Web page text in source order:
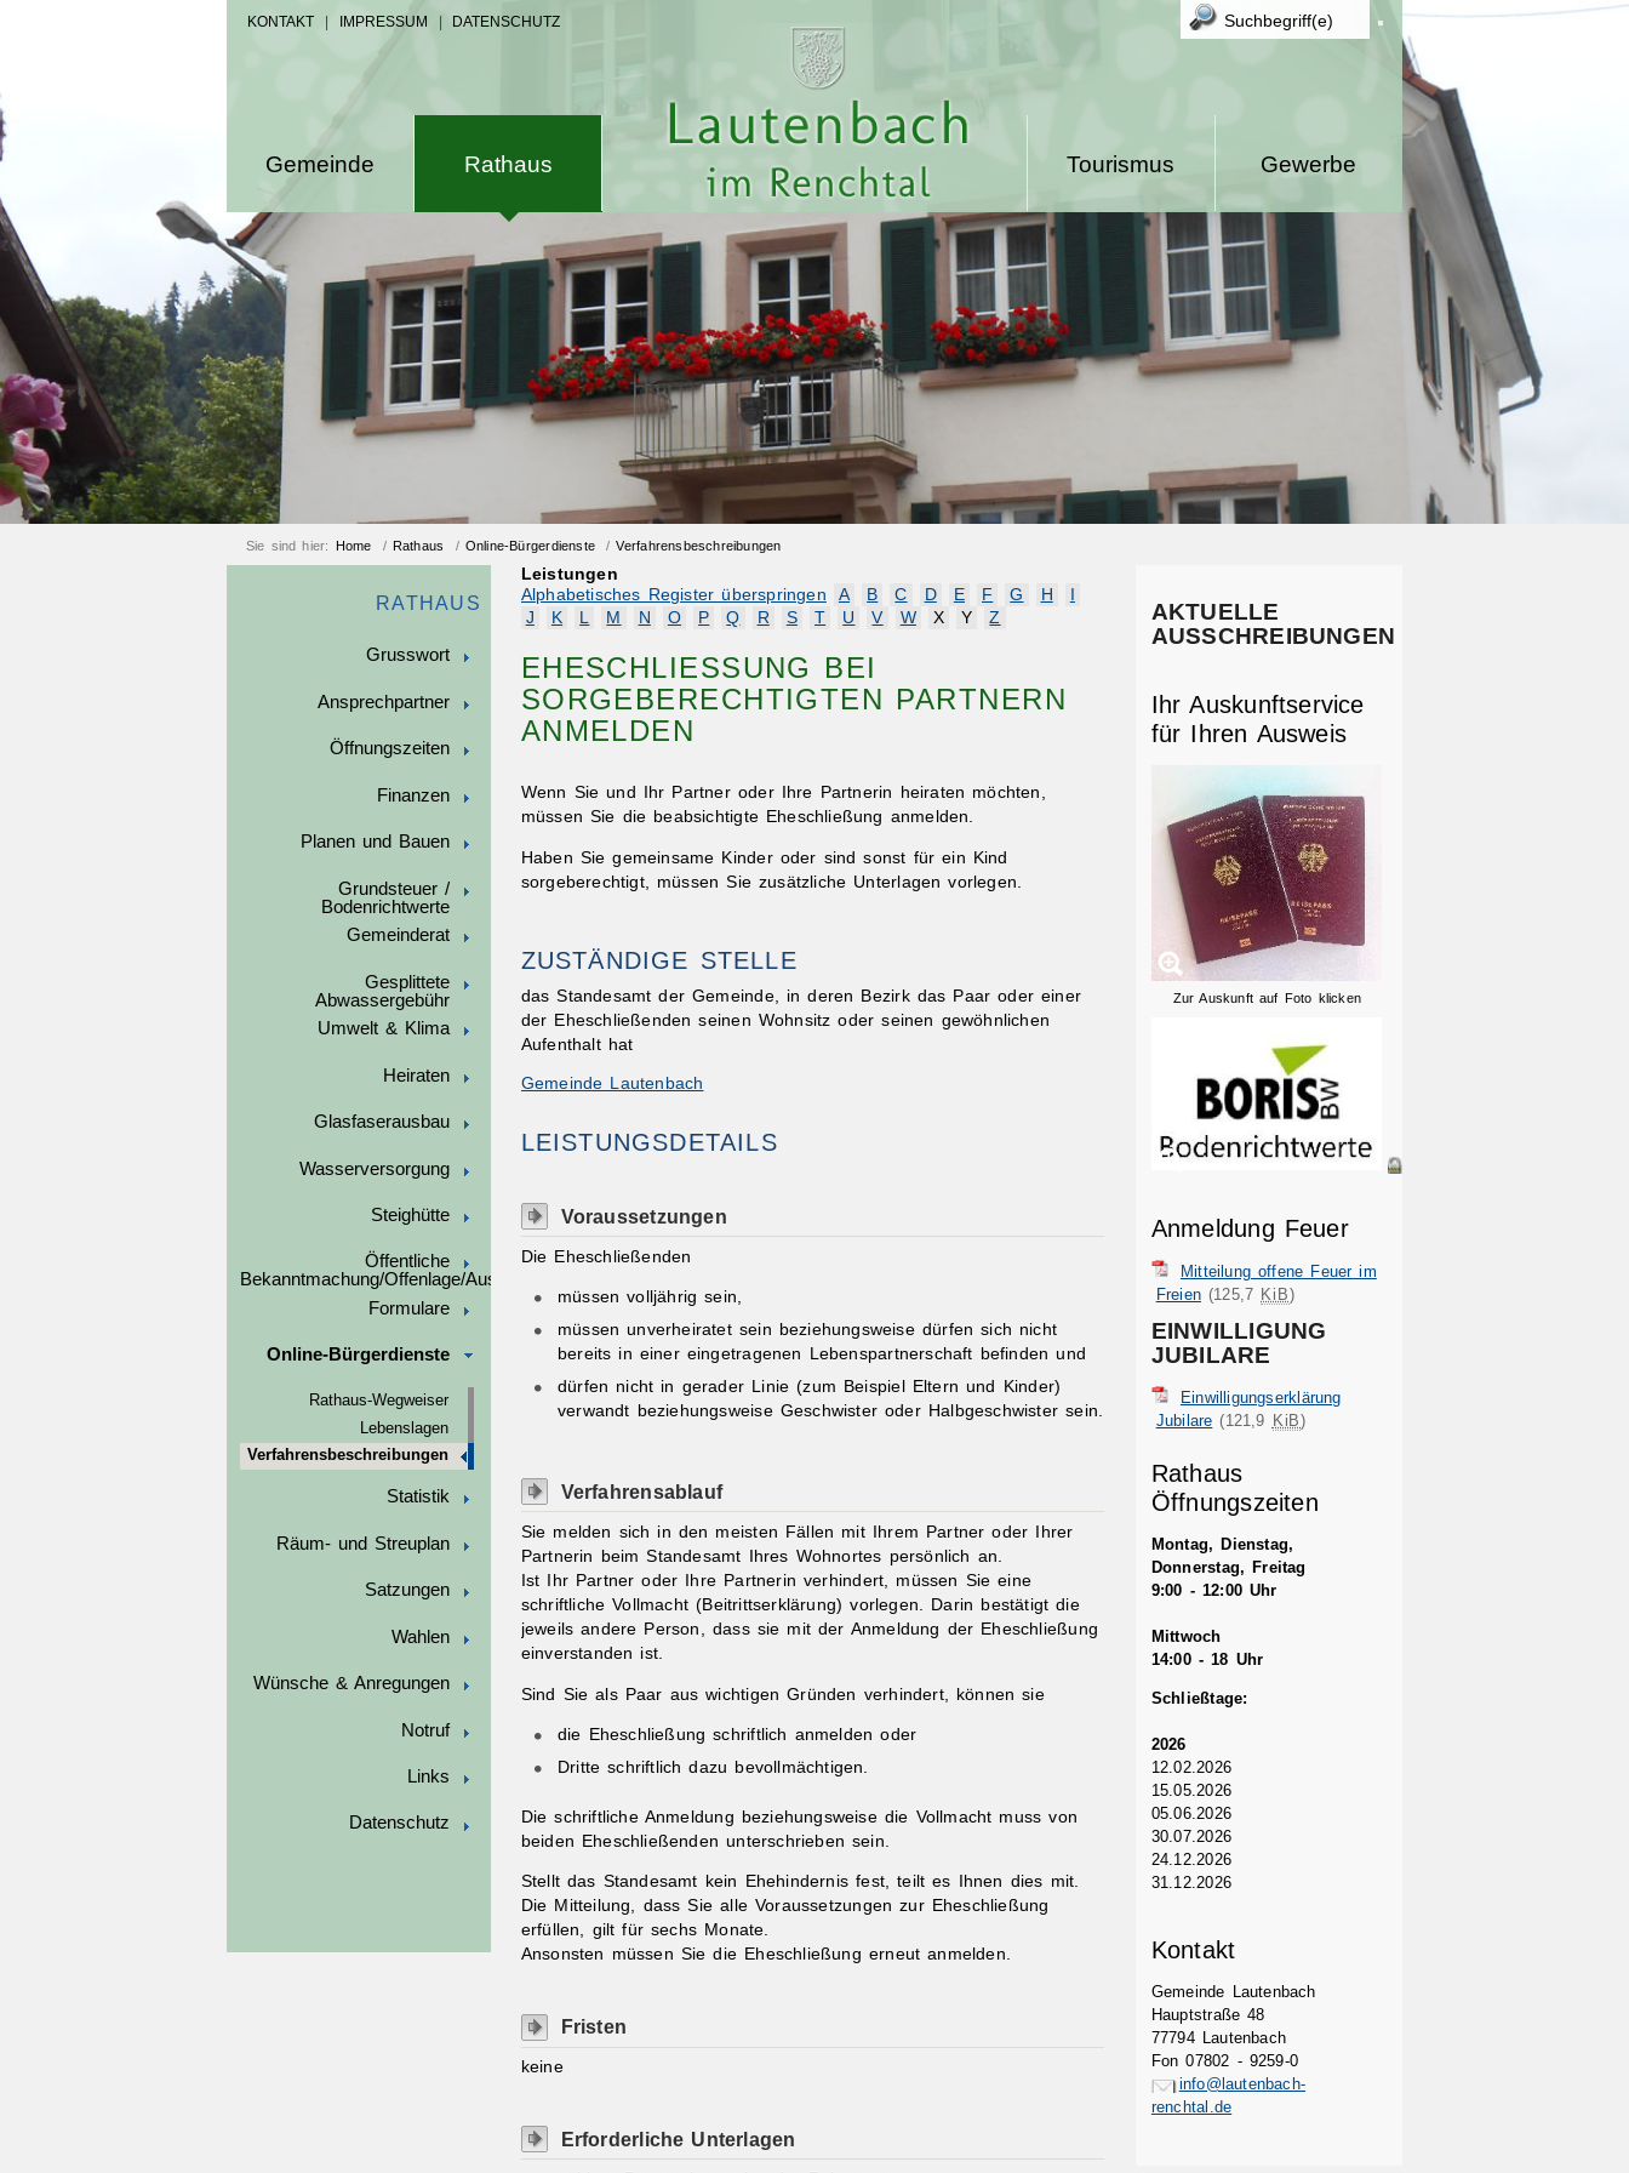
KONTAKT IMPRESSUM DATENSCHUTZ
Gemeinde Rathaus Gewerbe
Tourismus
Sie sind hier: Home / Rathaus / Online-Bürgerdienste /Verfahrensbeschreibungen
RATHAUS
Grusswort
Ansprechpartner
Öffnungszeiten
Finanzen
Planen und Bauen
Grundsteuer /
Bodenrichtwerte
Gemeinderat
Gesplittete
Abwassergebühr
Umwelt & Klima
Heiraten
Glasfaserausbau
Wasserversorgung
Steighütte
Öffentliche
Bekanntmachung/Offenlage/Ausschreibungen
Formulare
Online-Bürgerdienste
Rathaus-Wegweiser
Lebenslagen
Verfahrensbeschreibungen
Statistik
Räum- und Streuplan
Satzungen
Wahlen
Wünsche & Anregungen
Notruf
Links
Datenschutz
Leistungen
Alphabetisches Register überspringen
A B C D E F G H
J
K L M N O P Q R S T U V W X Y Z
EHESCHLIESSUNG BEI S
ORGEBERECHTIGTEN PARTNERN A
NMELDEN
Wenn Sie und Ihr Partner oder Ihre Partnerin heiraten möchten,
müssen Sie die beabsichtigte Eheschließung anmelden.
Haben Sie gemeinsame Kinder oder sind sonst für ein Kind
sorgeberechtigt, müssen Sie zusätzliche Unterlagen vorlegen.
ZUSTÄNDIGE STELLE
das Standesamt der Gemeinde, in deren Bezirk das Paar oder einer
der Eheschließenden seinen Wohnsitz oder seinen gewöhnlichen
Aufenthalt hat
Gemeinde Lautenbach
LEISTUNGSDETAILS
Voraussetzungen
Die Eheschließenden
müssen volljährig sein,
müssen unverheiratet sein beziehungsweise dürfen sich nicht
bereits in einer eingetragenen Lebenspartnerschaft befinden und
dürfen nicht in gerader Linie(zum Beispiel Eltern und Kinder)
verwandt beziehungsweise Geschwister oder Halbgeschwister sein.
Verfahrensablauf
Sie melden sich in den meisten Fällen mit Ihrem Partner oder Ihrer
Partnerin beim Standesamt Ihres Wohnortes persönlich an.
Ist Ihr Partner oder Ihre Partnerin verhindert, müssen Sie eine
schriftliche Vollmacht (Beitrittserklärung) vorlegen. Darin bestätigt die
jeweils andere Person, dass sie mit der Anmeldung der Eheschließung
einverstanden ist.
Sind Sie als Paar aus wichtigen Gründen verhindert, können sie
die Eheschließung schriftlich anmelden oder
Dritte schriftlich dazu bevollmächtigen.
Die schriftliche Anmeldung beziehungsweise die Vollmacht muss von
beiden Eheschließenden unterschrieben sein.
Stellt das Standesamt kein Ehehindernis fest, teilt es Ihnen dies mit.
Die Mitteilung, dass Sie alle Voraussetzungen zur Eheschließung
erfüllen, gilt für sechs Monate.
Ansonsten müssen Sie die Eheschließung erneut anmelden.
Fristen
keine
Erforderliche Unterlagen
AKTUELLE
AUSSCHREIBUNGEN
Ihr Auskunftservice
für Ihren Ausweis
Zur Auskunft auf Foto klicken
Anmeldung Feuer
Mitteilung offene Feuer im
Freien (125,7 KiB)
EINWILLIGUNG
JUBILARE
Einwilligungserklärung
Jubilare (121,9 KiB)
Rathaus
Öffnungszeiten
Montag, Dienstag,
Donnerstag, Freitag
9:00 - 12:00 Uhr
Mittwoch
14:00 - 18 Uhr
Schließtage:
2026
12.02.2026
15.05.2026
05.06.2026
30.07.2026
24.12.2026
31.12.2026
Kontakt
Gemeinde Lautenbach
Hauptstraße 48
77794 Lautenbach
Fon 07802 - 9259-0
info@lautenbach-
renchtal.de